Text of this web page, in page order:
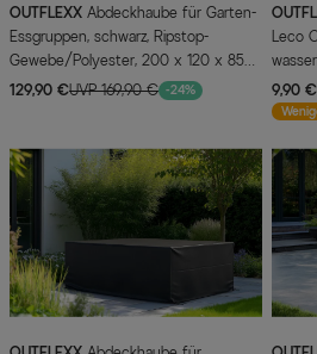
OUTFLEXX
Essgruppen, schwarz, Ripstop-
Gewebe/Polyester, 200 x 120 x 85
cm, wasserabweisend, UV-Schutz
129,90 €UVP 169,90 € -24%
Leco
9,90 €